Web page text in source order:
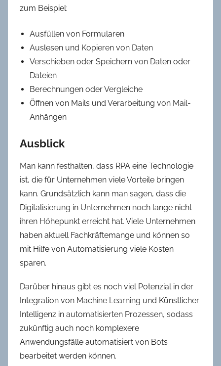
zum Beispiel:
Ausfüllen von Formularen
Auslesen und Kopieren von Daten
Verschieben oder Speichern von Daten oder
Dateien
Berechnungen oder Vergleiche
Öffnen von Mails und Verarbeitung von Mail-
Anhängen
Ausblick
Man kann festhalten, dass RPA eine Technologie
ist, die für Unternehmen viele Vorteile bringen
kann. Grundsätzlich kann man sagen, dass die
Digitalisierung in Unternehmen noch lange nicht
ihren Höhepunkt erreicht hat. Viele Unternehmen
haben aktuell Fachkräftemange und können so
mit Hilfe von Automatisierung viele Kosten
sparen.
Darüber hinaus gibt es noch viel Potenzial in der
Integration von Machine Learning und Künstlicher
Intelligenz in automatisierten Prozessen, sodass
zukünftig auch noch komplexere
Anwendungsfälle automatisiert von Bots
bearbeitet werden können.